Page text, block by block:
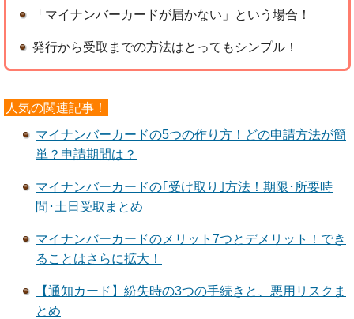
「マイナンバーカードが届かない」という場合！
発行から受取までの方法はとってもシンプル！
人気の関連記事！
マイナンバーカードの5つの作り方！どの申請方法が簡
単？申請期間は？
マイナンバーカードの｢受け取り｣方法！期限･所要時
間･土日受取まとめ
マイナンバーカードのメリット7つとデメリット！でき
ることはさらに拡大！
【通知カード】紛失時の3つの手続きと、悪用リスクま
とめ